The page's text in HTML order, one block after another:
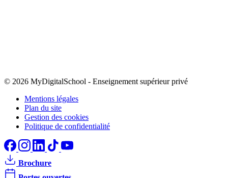
© 2026 MyDigitalSchool - Enseignement supérieur privé
Mentions légales
Plan du site
Gestion des cookies
Politique de confidentialité
Brochure